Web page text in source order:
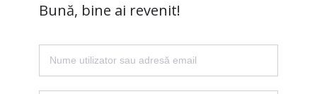
Bună, bine ai revenit!